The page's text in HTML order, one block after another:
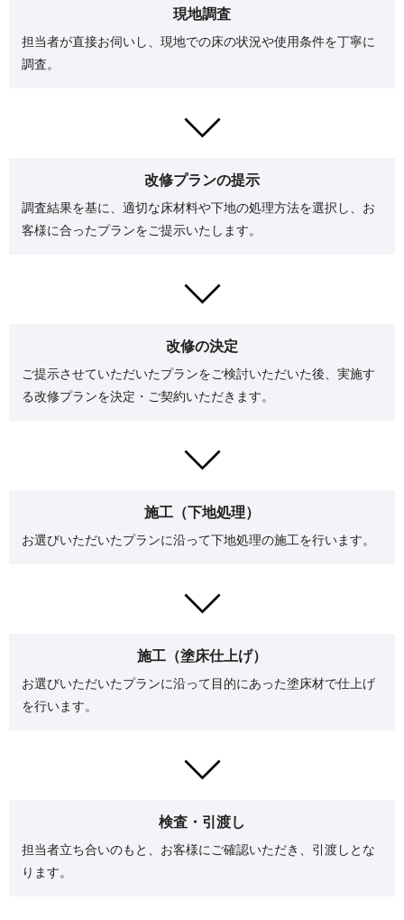
現地調査
担当者が直接お伺いし、現地での床の状況や使用条件を丁寧に
調査。
改修プランの提示
調査結果を基に、適切な床材料や下地の処理方法を選択し、 お
客様に合ったプランをご提示いたします。
改修の決定
ご提示させていただいたプランをご検討いただいた後、 実施す
る改修プランを決定・ご契約いただきます。
施工（下地処理）
お選びいただいたプランに沿って下地処理の施工を行います。
施工（塗床仕上げ）
お選びいただいたプランに沿って目的にあった塗床材で仕上げ
を行います。
検査・引渡し
担当者立ち合いのもと、お客様にご確認いただき、引渡しとな
ります。